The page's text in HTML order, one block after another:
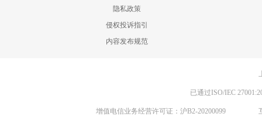
隐私政策
侵权投诉指引
内容发布规范
已通过ISO/IEC
增值电信业务经营许可证：沪B2-20200099